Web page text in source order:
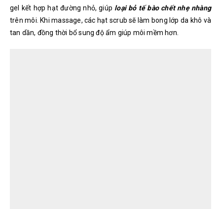
gel kết hợp hạt đường nhỏ, giúp loại bỏ tế bào chết nhẹ nhàng
trên môi. Khi massage, các hạt scrub sẽ làm bong lớp da khô và
tan dần, đồng thời bổ sung độ ẩm giúp môi mềm hơn.